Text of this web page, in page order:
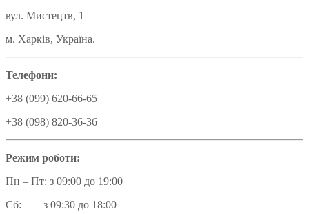
вул. Мистецтв, 1
м. Харків, Україна.
Телефони:
+38 (099) 620-66-65
+38 (098) 820-36-36
Режим роботи:
Пн – Пт: з 09:00 до 19:00
Сб: з 09:30 до 18:00